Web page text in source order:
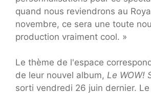
quand nous reviendrons au
novembre, ce sera une toute
production vraiment cool. »
Le thème de l'espace
de leur nouvel album, Le WOW!
sorti vendredi 26 juin dernier.